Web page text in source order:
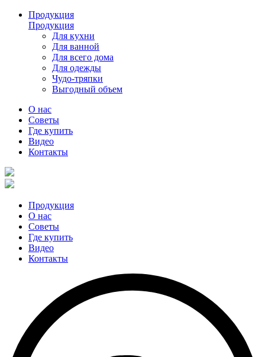
Продукция
Продукция
Для кухни
Для ванной
Для всего дома
Для одежды
Чудо-тряпки
Выгодный объем
О нас
Советы
Где купить
Видео
Контакты
Продукция
О нас
Советы
Где купить
Видео
Контакты